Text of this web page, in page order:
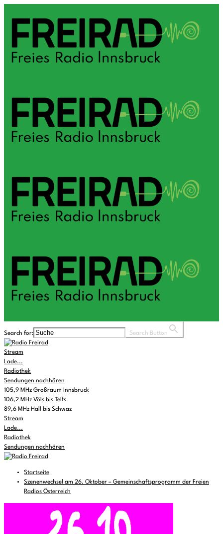
Search for: Search Button
Stream
Lade...
Radiothek
Sendungen nachhören
105,9 MHz Großraum Innsbruck
106,2 MHz Völs bis Telfs
89,6 MHz Hall bis Schwaz
Stream
Lade...
Radiothek
Sendungen nachhören
Startseite
Szenenwechsel am 26. Oktober – Gemeinschaftsprogramm der Freien
Radios Österreich